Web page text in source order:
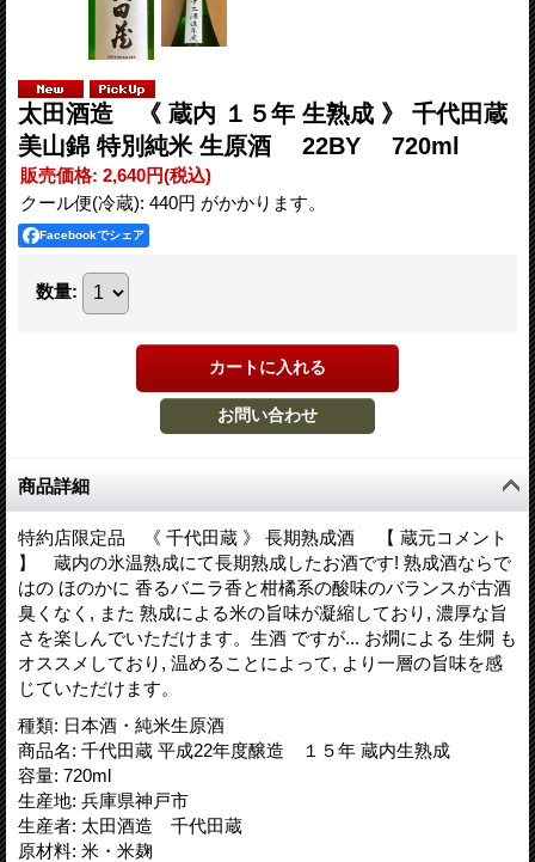
太田酒造 《 蔵内 １５年 生熟成 》 千代田蔵
美山錦 特別純米 生原酒 22BY 720ml
販売価格: 2,640円(税込)
クール便(冷蔵): 440円 がかかります。
Facebookでシェア
数量:
商品詳細
特約店限定品 《 千代田蔵 》 長期熟成酒 【 蔵元コメント
】 蔵内の氷温熟成にて長期熟成したお酒です! 熟成酒ならで
はの ほのかに 香るバニラ香と柑橘系の酸味のバランスが古酒
臭くなく, また 熟成による米の旨味が凝縮しており, 濃厚な旨
さを楽しんでいただけます。生酒 ですが... お燗による 生燗 も
オススメしており, 温めることによって, より一層の旨味を感
じていただけます。
種類: 日本酒・純米生原酒
商品名: 千代田蔵 平成22年度醸造 １５年 蔵内生熟成
容量: 720ml
生産地: 兵庫県神戸市
生産者: 太田酒造 千代田蔵
原材料: 米・米麹